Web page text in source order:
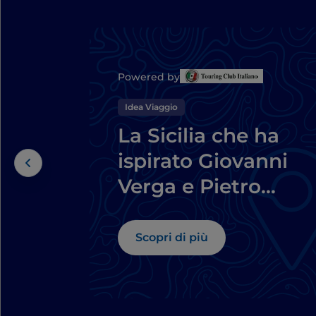
Powered by
Idea Viaggio
La Sicilia che ha
ispirato Giovanni
Verga e Pietro
itinerario letterario
Scopri di più